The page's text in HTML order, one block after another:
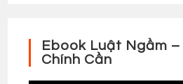
Ebook Luật Ngầm –
Chính Cần